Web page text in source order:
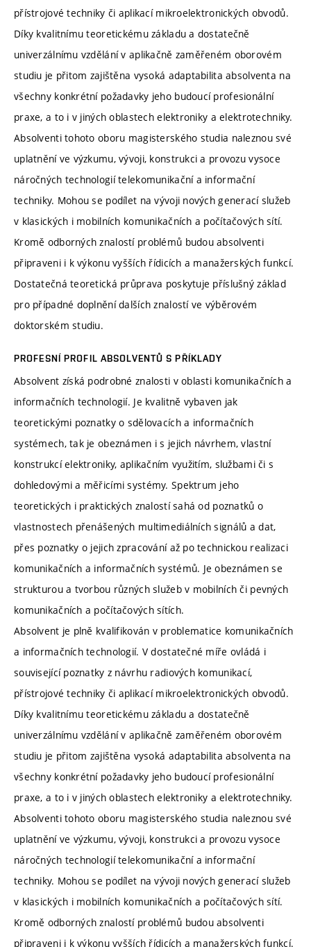
přístrojové techniky či aplikací mikroelektronických obvodů.
Díky kvalitnímu teoretickému základu a dostatečně
univerzálnímu vzdělání v aplikačně zaměřeném oborovém
studiu je přitom zajištěna vysoká adaptabilita absolventa na
všechny konkrétní požadavky jeho budoucí profesionální
praxe, a to i v jiných oblastech elektroniky a elektrotechniky.
Absolventi tohoto oboru magisterského studia naleznou své
uplatnění ve výzkumu, vývoji, konstrukci a provozu vysoce
náročných technologií telekomunikační a informační
techniky. Mohou se podílet na vývoji nových generací služeb
v klasických i mobilních komunikačních a počítačových sítí.
Kromě odborných znalostí problémů budou absolventi
připraveni i k výkonu vyšších řídicích a manažerských funkcí.
Dostatečná teoretická průprava poskytuje příslušný základ
pro případné doplnění dalších znalostí ve výběrovém
doktorském studiu.
PROFESNÍ PROFIL ABSOLVENTŮ S PŘÍKLADY
Absolvent získá podrobné znalosti v oblasti komunikačních a
informačních technologií. Je kvalitně vybaven jak
teoretickými poznatky o sdělovacích a informačních
systémech, tak je obeznámen i s jejich návrhem, vlastní
konstrukcí elektroniky, aplikačním využitím, službami či s
dohledovými a měřicími systémy. Spektrum jeho
teoretických i praktických znalostí sahá od poznatků o
vlastnostech přenášených multimediálních signálů a dat,
přes poznatky o jejich zpracování až po technickou realizaci
komunikačních a informačních systémů. Je obeznámen se
strukturou a tvorbou různých služeb v mobilních či pevných
komunikačních a počítačových sítích.
Absolvent je plně kvalifikován v problematice komunikačních
a informačních technologií. V dostatečné míře ovládá i
související poznatky z návrhu radiových komunikací,
přístrojové techniky či aplikací mikroelektronických obvodů.
Díky kvalitnímu teoretickému základu a dostatečně
univerzálnímu vzdělání v aplikačně zaměřeném oborovém
studiu je přitom zajištěna vysoká adaptabilita absolventa na
všechny konkrétní požadavky jeho budoucí profesionální
praxe, a to i v jiných oblastech elektroniky a elektrotechniky.
Absolventi tohoto oboru magisterského studia naleznou své
uplatnění ve výzkumu, vývoji, konstrukci a provozu vysoce
náročných technologií telekomunikační a informační
techniky. Mohou se podílet na vývoji nových generací služeb
v klasických i mobilních komunikačních a počítačových sítí.
Kromě odborných znalostí problémů budou absolventi
připraveni i k výkonu vyšších řídicích a manažerských funkcí.